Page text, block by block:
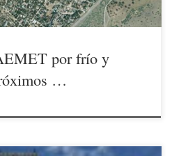
por frío y
…